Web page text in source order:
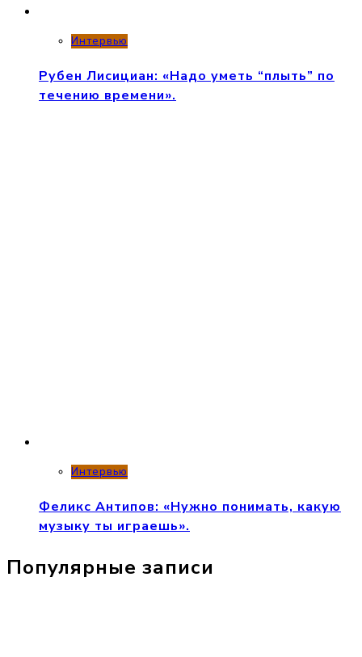
Интервью
Рубен Лисициан: «Надо уметь “плыть” по
течению времени».
Интервью
Феликс Антипов: «Нужно понимать, какую
музыку ты играешь».
Популярные записи